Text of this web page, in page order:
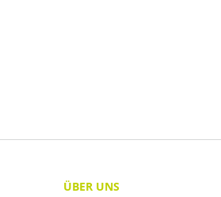
ÜBER UNS